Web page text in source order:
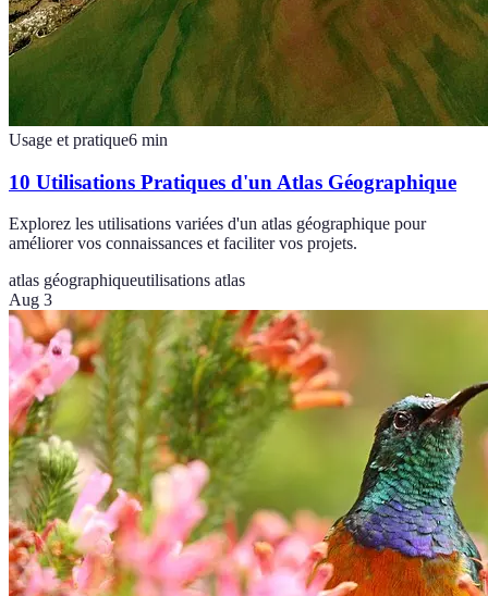
Usage et pratique6 min
10 Utilisations Pratiques d'un Atlas Géographique
Explorez les utilisations variées d'un atlas géographique pour
améliorer vos connaissances et faciliter vos projets.
atlas géographiqueutilisations atlas
Aug 3